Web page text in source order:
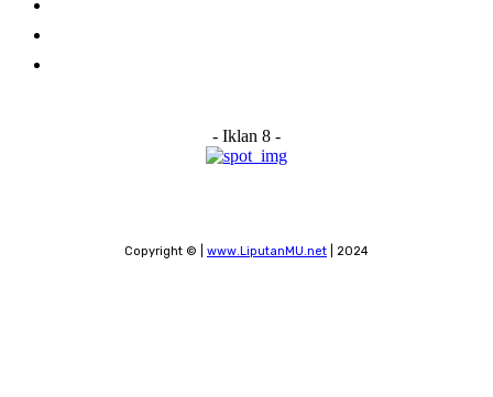
- Iklan 8 -
Copyright © | www.LiputanMU.net | 2024